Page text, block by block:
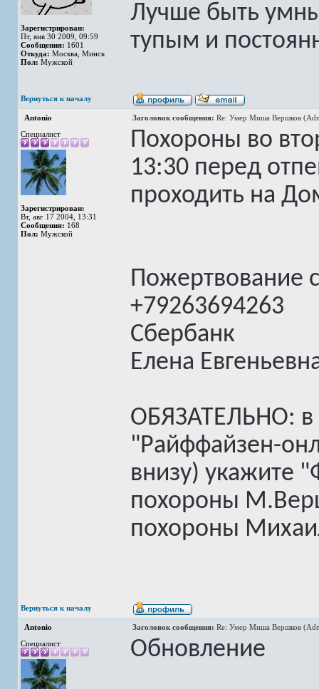
Зарегистрирован:
Пт, янв 30 2009, 09:59
Сообщения: 1601
Откуда: Москва, Минск
Пол: Мужской
Лучше быть
тупым и
Вернуться к началу
Antonio Заголовок сообщения: Re: Умер Миша Вершков
Специалист
Зарегистрирован:
Вт, авг 17 2004, 13:31
Сообщения: 168
Пол: Мужской
Похороны во
13:30 перед
проходить на
Пожертвование
+79263694263
Сбербанк
Елена
ОБЯЗАТЕЛЬНО: в
"Райффайзен-
внизу) укажите
похороны
похороны
Вернуться к началу
Antonio Заголовок сообщения: Re: Умер Миша Вершков
Специалист
Обновление